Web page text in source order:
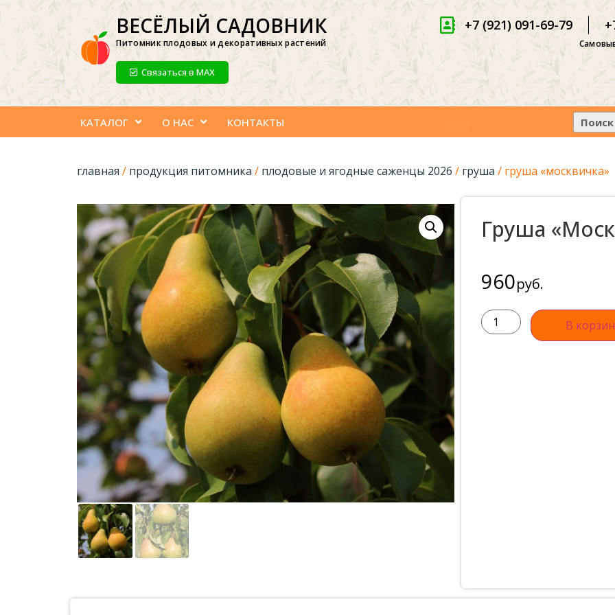
ВЕСЁЛЫЙ САДОВНИК
Питомник плодовых и декоративных растений
Связаться в МАХ
+7 (921) 091-69-79
КАТАЛОГ О НАС КОНТАКТЫ
главная / продукция питомника / плодовые и ягодные саженцы 2026 / груша / груша «москвичка»
Груша
960руб.
В